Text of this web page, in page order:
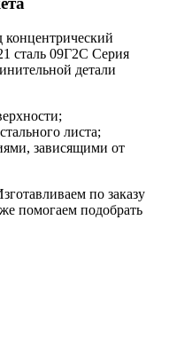
концентрический
сталь 09Г2С Серия
детали
листа;
зависящими от
по заказу
помогаем подобрать